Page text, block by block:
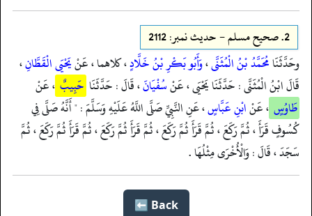
2. صحيح مسلم - حدیث نمبر: 2112
وحَدَّثَنَامُحَمَّدُ بْنُ الْمُثَنَّى،وَأَبُو بَكْرِ بْنُ خَلَّادٍ، كلاهما ، عَنْيَحْيَى الْقَطَّانِ،
قَالَ ابْنُ الْمُثَنَّى : حَدَّثَنَا يَحْيَى ، عَنْسُفْيَانَ، قَالَ : حَدَّثَنَا حَبِيبٌ ، عَنْ
طَاوُسٍ ، عَنْابْنِ عَبَّاسٍ، عَنِ النَّبِيِّ صَلَّى اللَّهُ عَلَيْهِ وَسَلَّمَ : " أَنَّهُ صَلَّى فِي
كُسُوفٍ قَرَأَ ، ثُمَّ رَكَعَ ، ثُمَّ قَرَأَ ثُمَّ رَكَعَ ، ثُمَّ قَرَأَ ثُمَّ رَكَعَ ، ثُمَّ قَرَأَ ثُمَّ رَكَعَ ، ثُمَّ
سَجَدَ ، قَالَ : وَالْأُخْرَى مِثْلُهَا .
Back ⬅️